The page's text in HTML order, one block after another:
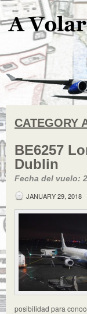
CATEGORY
BE6257
Dublin
Fecha del vuelo:
JANUARY 29, 2018
posibilidad para